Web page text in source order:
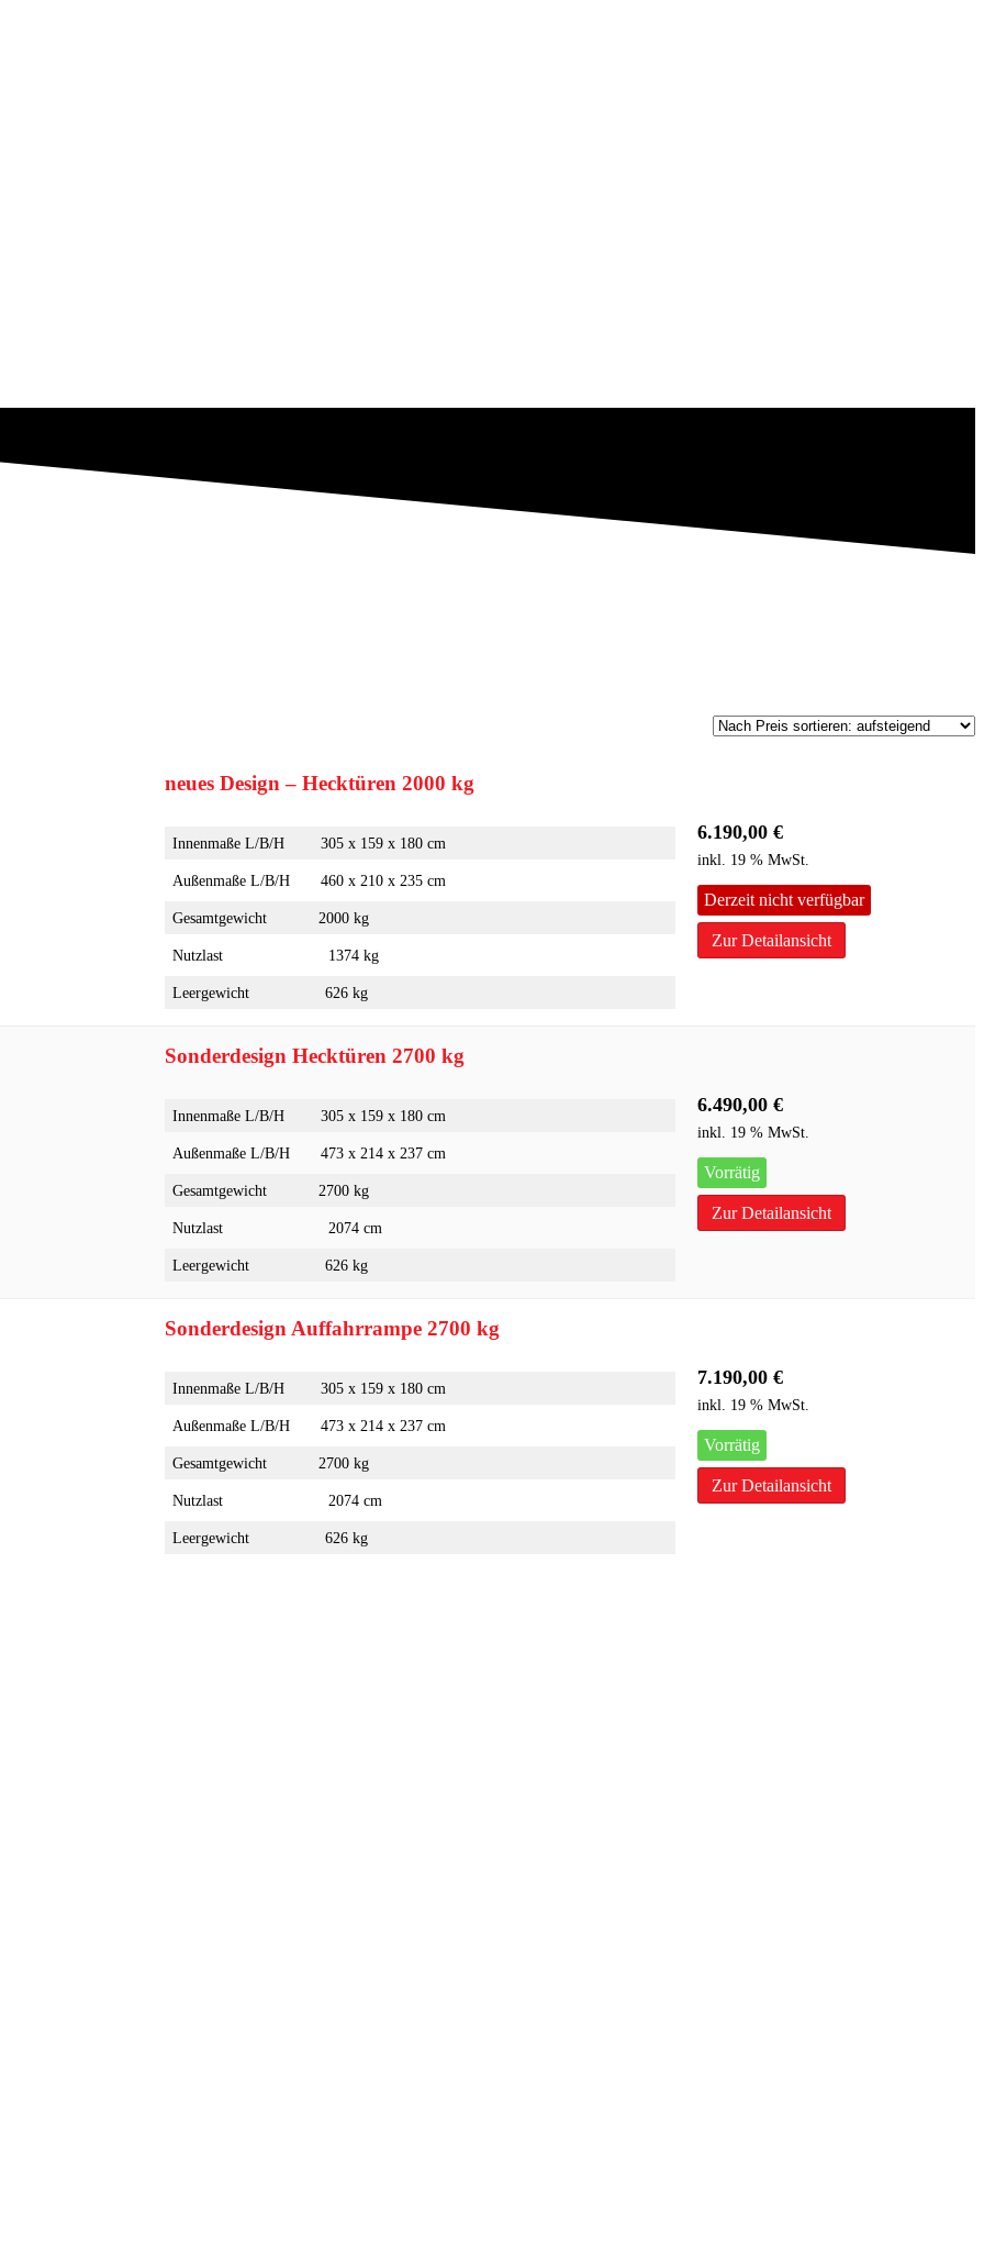
neues Design – Hecktüren 2000 kg
Innenmaße L/B/H 305 x 159 x 180 cm
Außenmaße L/B/H 460 x 210 x 235 cm
Gesamtgewicht 2000 kg
Nutzlast 1374 kg
Leergewicht 626 kg
6.190,00 €
inkl. 19 % MwSt.
Derzeit nicht verfügbar
Zur Detailansicht
Sonderdesign Hecktüren 2700 kg
Innenmaße L/B/H 305 x 159 x 180 cm
Außenmaße L/B/H 473 x 214 x 237 cm
Gesamtgewicht 2700 kg
Nutzlast 2074 cm
Leergewicht 626 kg
6.490,00 €
inkl. 19 % MwSt.
Vorrätig
Zur Detailansicht
Sonderdesign Auffahrrampe 2700 kg
Innenmaße L/B/H 305 x 159 x 180 cm
Außenmaße L/B/H 473 x 214 x 237 cm
Gesamtgewicht 2700 kg
Nutzlast 2074 cm
Leergewicht 626 kg
7.190,00 €
inkl. 19 % MwSt.
Vorrätig
Zur Detailansicht